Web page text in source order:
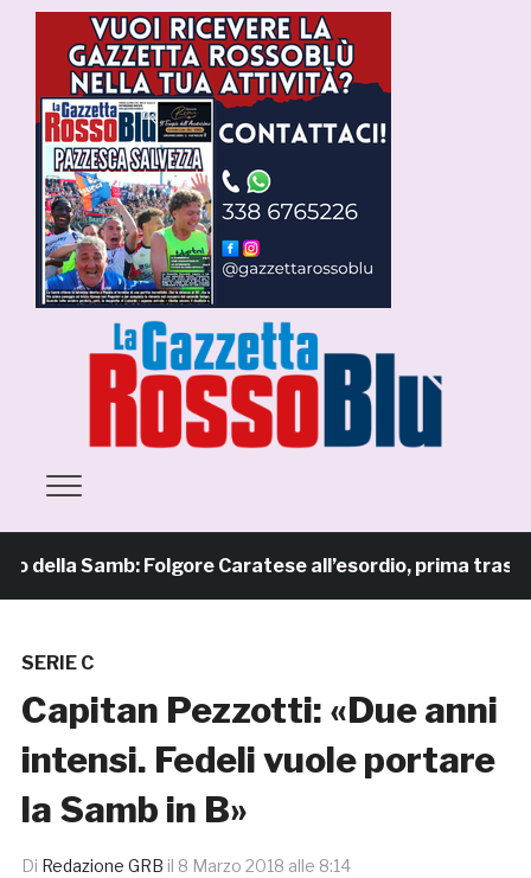
Samb: Folgore Caratese all’esordio, prima
SERIE C
Capitan Pezzotti: «Due anni
intensi. Fedeli vuole portare
la Samb in B»
Di Redazione GRB il 8 Marzo 2018 alle 8:14